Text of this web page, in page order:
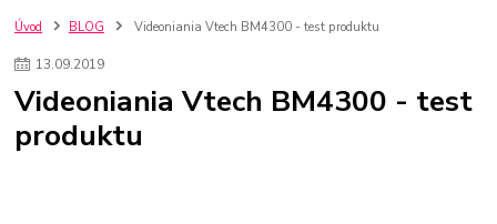
szco nakup bez dph
Smart hodinky pre deti
Plyšový macovia
Lego Star Wars
Darčeky na Vianoce 2019
Vianočný darček pre dievča do 20€
Úvod BLOG Videoniania Vtech BM4300 - test produktu
13.09.2019
Videoniania Vtech BM4300 - test
produktu